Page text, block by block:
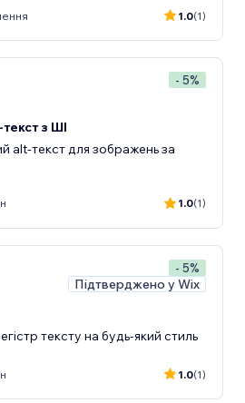
1.0(1)
- 5%
з ШІ
alt-текст для зображень за
1.0(1)
- 5%
Підтверджено у Wix
тексту на будь-який стиль
1.0(1)